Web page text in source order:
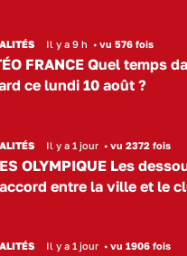
Il y a 9 h • vu 576 fois
FRANCE Quel temps
ce lundi 10 août ?
Il y a 1 jour • vu 2372 fois
OLYMPIQUE Les
entre la ville et le
Il y a 1 jour • vu 1906 fois